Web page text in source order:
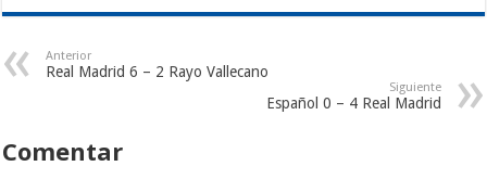
Anterior
Real Madrid 6 – 2 Rayo Vallecano
Siguiente
Español 0 – 4 Real Madrid
Comentar